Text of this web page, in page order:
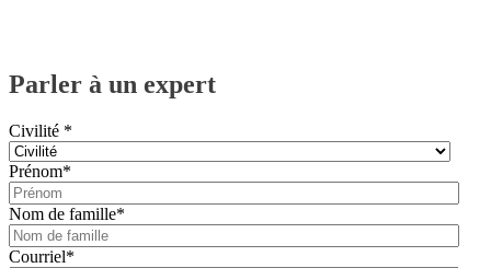
Parler à un expert
Civilité *
Prénom*
Nom de famille*
Courriel*